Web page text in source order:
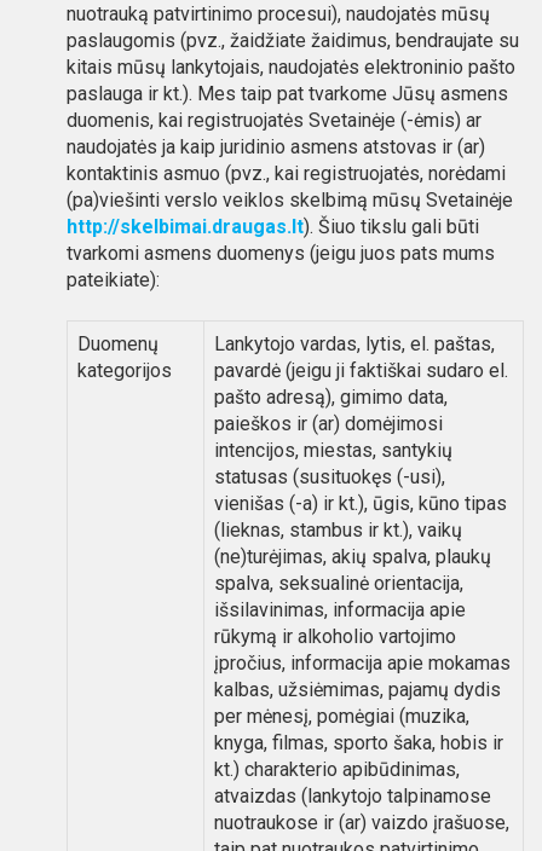
nuotrauką patvirtinimo procesui), naudojatės mūsų
paslaugomis (pvz., žaidžiate žaidimus, bendraujate su
kitais mūsų lankytojais, naudojatės elektroninio pašto
paslauga ir kt.). Mes taip pat tvarkome Jūsų asmens
duomenis, kai registruojatės Svetainėje (-ėmis) ar
naudojatės ja kaip juridinio asmens atstovas ir (ar)
kontaktinis asmuo (pvz., kai registruojatės, norėdami
(pa)viešinti verslo veiklos skelbimą mūsų Svetainėje
http://skelbimai.draugas.lt). Šiuo tikslu gali būti
tvarkomi asmens duomenys (jeigu juos pats mums
pateikiate):
Duomenų
kategorijos
Lankytojo vardas, lytis, el. paštas,
pavardė (jeigu ji faktiškai sudaro el.
pašto adresą), gimimo data,
paieškos ir (ar) domėjimosi
intencijos, miestas, santykių
statusas (susituokęs (-usi),
vienišas (-a) ir kt.), ūgis, kūno tipas
(lieknas, stambus ir kt.), vaikų
(ne)turėjimas, akių spalva, plaukų
spalva, seksualinė orientacija,
išsilavinimas, informacija apie
rūkymą ir alkoholio vartojimo
įpročius, informacija apie mokamas
kalbas, užsiėmimas, pajamų dydis
per mėnesį, pomėgiai (muzika,
knyga, filmas, sporto šaka, hobis ir
kt.) charakterio apibūdinimas,
atvaizdas (lankytojo talpinamose
nuotraukose ir (ar) vaizdo įrašuose,